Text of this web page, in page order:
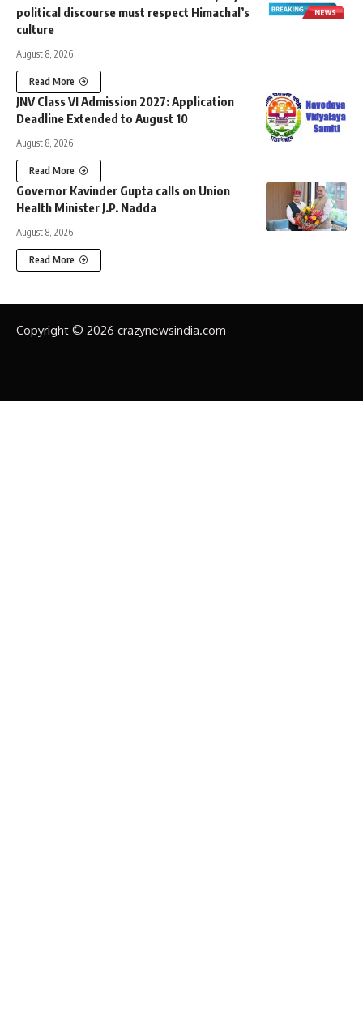
political discourse must respect Himachal’s
culture
August 8, 2026
Read More
JNV Class VI Admission 2027: Application
Deadline Extended to August 10
August 8, 2026
Read More
Governor Kavinder Gupta calls on Union
Health Minister J.P. Nadda
August 8, 2026
Read More
Copyright © 2026 crazynewsindia.com